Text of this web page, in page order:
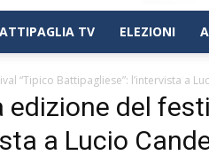
TV ELEZIONI
“Tipico Battipagliese”: l’intervista a
del
a Lucio